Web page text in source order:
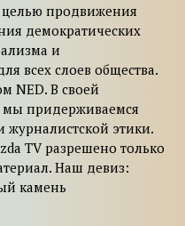
целью продвижения
демократических
и
всех слоев общества.
NED. В своей
мы придерживаемся
этики.
TV разрешено только
Наш девиз:
камень